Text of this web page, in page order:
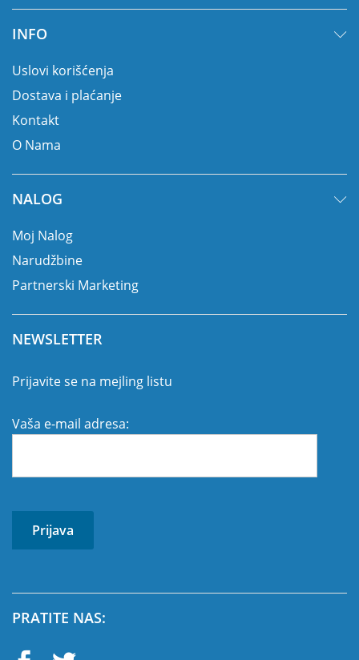
INFO
Uslovi korišćenja
Dostava i plaćanje
Kontakt
O Nama
NALOG
Moj Nalog
Narudžbine
Partnerski Marketing
NEWSLETTER
Prijavite se na mejling listu
Vaša e-mail adresa:
PRATITE NAS: